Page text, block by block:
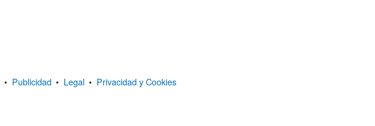
además te explica cómo lo hace
• Publicidad • Legal • Privacidad y Cookies